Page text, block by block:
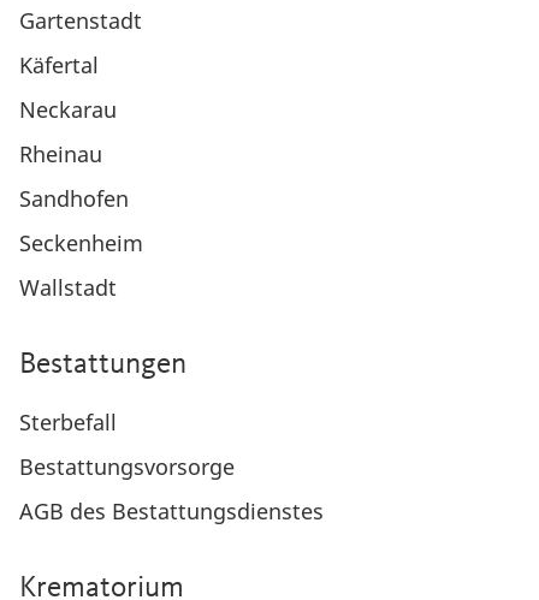
Gartenstadt
Käfertal
Neckarau
Rheinau
Sandhofen
Seckenheim
Wallstadt
Bestattungen
Sterbefall
Bestattungsvorsorge
AGB des Bestattungsdienstes
Krematorium